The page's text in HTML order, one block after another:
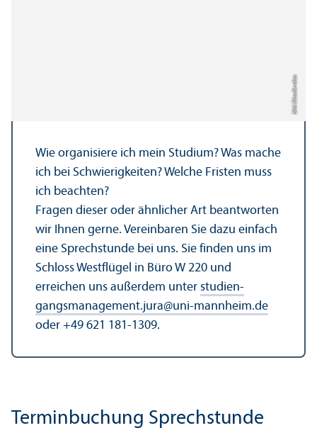
Bild: Elisa Berdica
Wie organisiere ich mein Studium? Was mache
ich bei Schwierigkeiten? Welche Fristen muss
ich beachten?
Fragen dieser oder ähnlicher Art beantworten
wir Ihnen gerne. Vereinbaren Sie dazu einfach
eine Sprechstunde bei uns. Sie finden uns im
Schloss Westflügel in Büro W 220 und
erreichen uns außerdem unter studien­
gangsmanagement.jura@uni-mannheim.de
oder +49 621 181-1309.
Terminbuchung Sprechstunde